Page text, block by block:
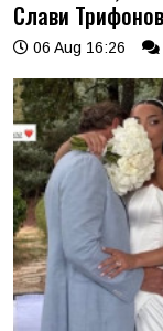
Слави
06 Aug 16:26